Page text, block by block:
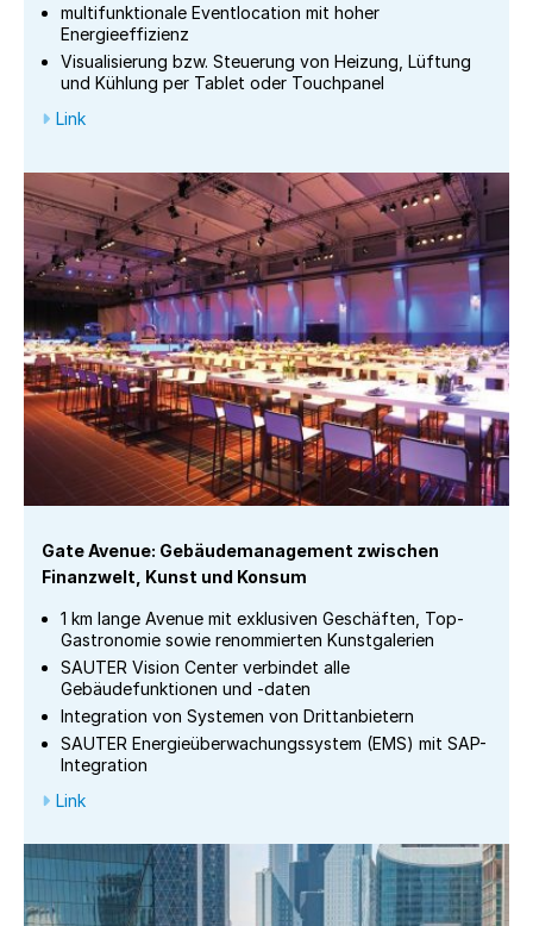
multifunktionale Eventlocation mit hoher
Energieeffizienz
Visualisierung bzw. Steuerung von Heizung, Lüftung
und Kühlung per Tablet oder Touchpanel
Link
Gate Avenue: Gebäudemanagement zwischen
Finanzwelt, Kunst und Konsum
1 km lange Avenue mit exklusiven Geschäften, Top-
Gastronomie sowie renommierten Kunstgalerien
SAUTER Vision Center verbindet alle
Gebäudefunktionen und -daten
Integration von Systemen von Drittanbietern
SAUTER Energieüberwachungssystem (EMS) mit SAP-
Integration
Link